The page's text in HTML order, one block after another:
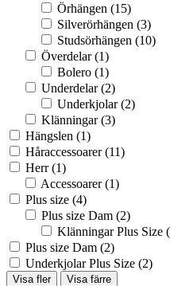
Örhängen (15)
Silverörhängen (3)
Studsörhängen (10)
Överdelar (1)
Bolero (1)
Underdelar (2)
Underkjolar (2)
Klänningar (3)
Hängslen (1)
Håraccessoarer (11)
Herr (1)
Accessoarer (1)
Plus size (4)
Plus size Dam (2)
Klänningar Plus Size
Plus size Dam (2)
Underkjolar Plus Size (2)
Visa fler Visa färre